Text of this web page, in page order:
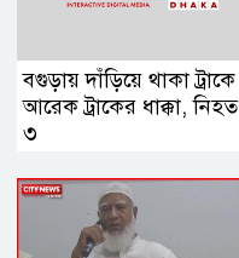
বগুড়ায় দাঁড়িয়ে থাকা ট্রাকে
আরেক ট্রাকের ধাক্কা, নিহত
৩